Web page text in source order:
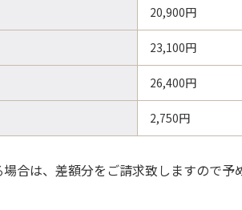
20,900円
23,100円
26,400円
2,750円
は、差額分をご請求致しますので予